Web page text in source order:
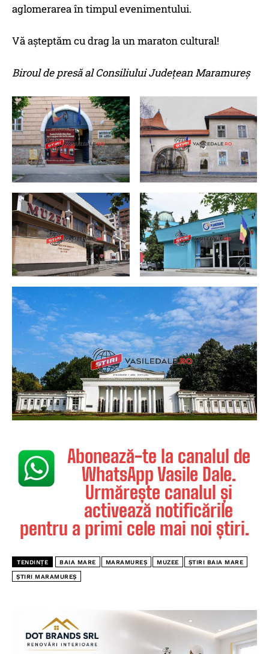
aglomerarea în timpul evenimentului.
Vă așteptăm cu drag la un maraton cultural!
Biroul de presă al Consiliului Județean Maramureș
Abonează-te la canalul de
WhatsApp Vasile Dale.
Urmărește canalul și
activează notificările
pentru a primi cele mai noi știri.
TENDINȚE BAIA MARE MARAMUREȘ MUZEE ȘTIRI BAIA MARE
ȘTIRI MARAMUREȘ